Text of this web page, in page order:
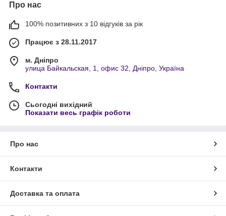
Про нас
100% позитивних з 10 відгуків за рік
Працює з 28.11.2017
м. Дніпро
улица Байкальская, 1, офис 32, Дніпро, Україна
Контакти
Сьогодні вихідний
Показати весь графік роботи
Про нас
Контакти
Доставка та оплата